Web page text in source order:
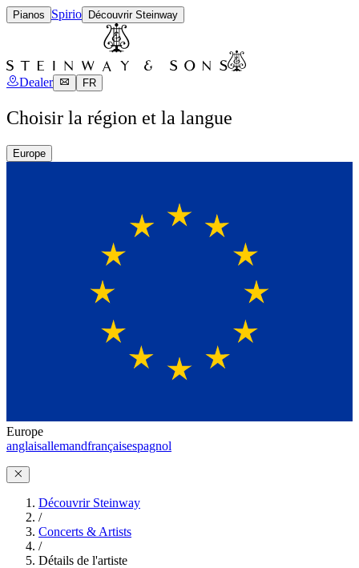
Pianos Spirio Découvrir Steinway
Dealer FR
Choisir la région et la langue
Europe
Europe
anglaisallemandfrançaisespagnol
Découvrir Steinway
/
Concerts & Artists
/
Détails de l'artiste